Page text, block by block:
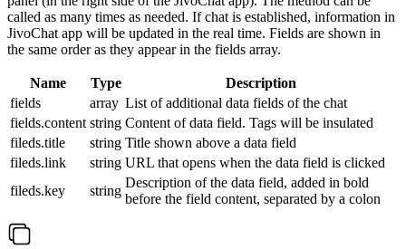
called as many times as needed. If chat is established, information in
JivoChat app will be updated in the real time. Fields are shown in
the same order as they appear in the fields array.
Name Type
Description
fields
array List of additional data fields of the chat
fields.content string Content of data field. Tags will be insulated
fileds.title
string Title shown above a data field
fileds.link
string URL that opens when the data field is clicked
fileds.key
string
Description of the data field, added in bold
before the field content, separated by a colon